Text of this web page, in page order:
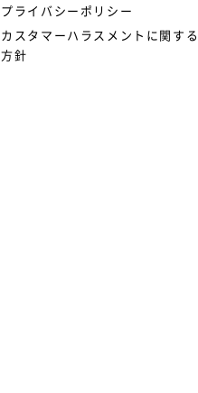
プライバシーポリシー
カスタマーハラスメントに関す
方針